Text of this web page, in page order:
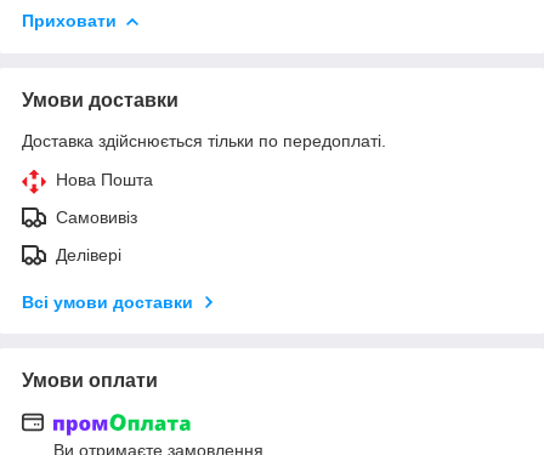
Приховати
Умови доставки
Доставка здійснюється тільки по передоплаті.
Нова Пошта
Самовивіз
Делівері
Всі умови доставки
Умови оплати
Ви отримаєте замовлення